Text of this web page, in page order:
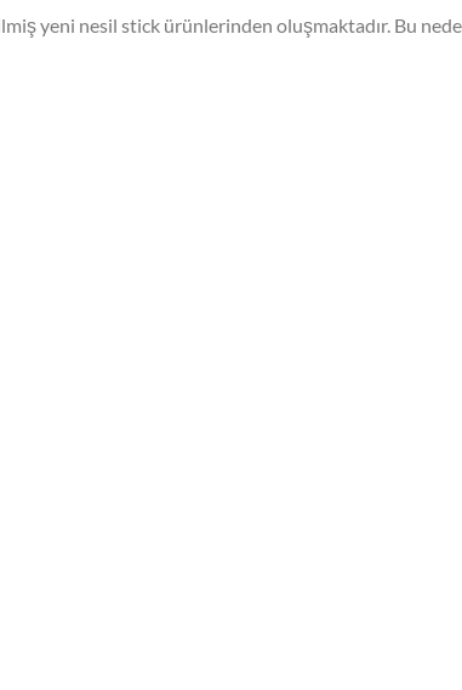
yeni nesil stick ürünlerinden oluşmaktadır. Bu